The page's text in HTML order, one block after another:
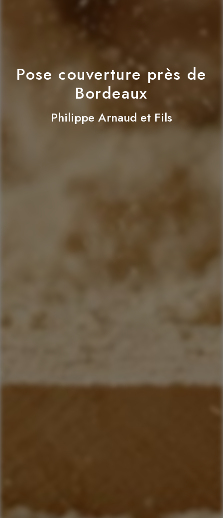
Pose couverture près de
Bordeaux
Philippe Arnaud et Fils